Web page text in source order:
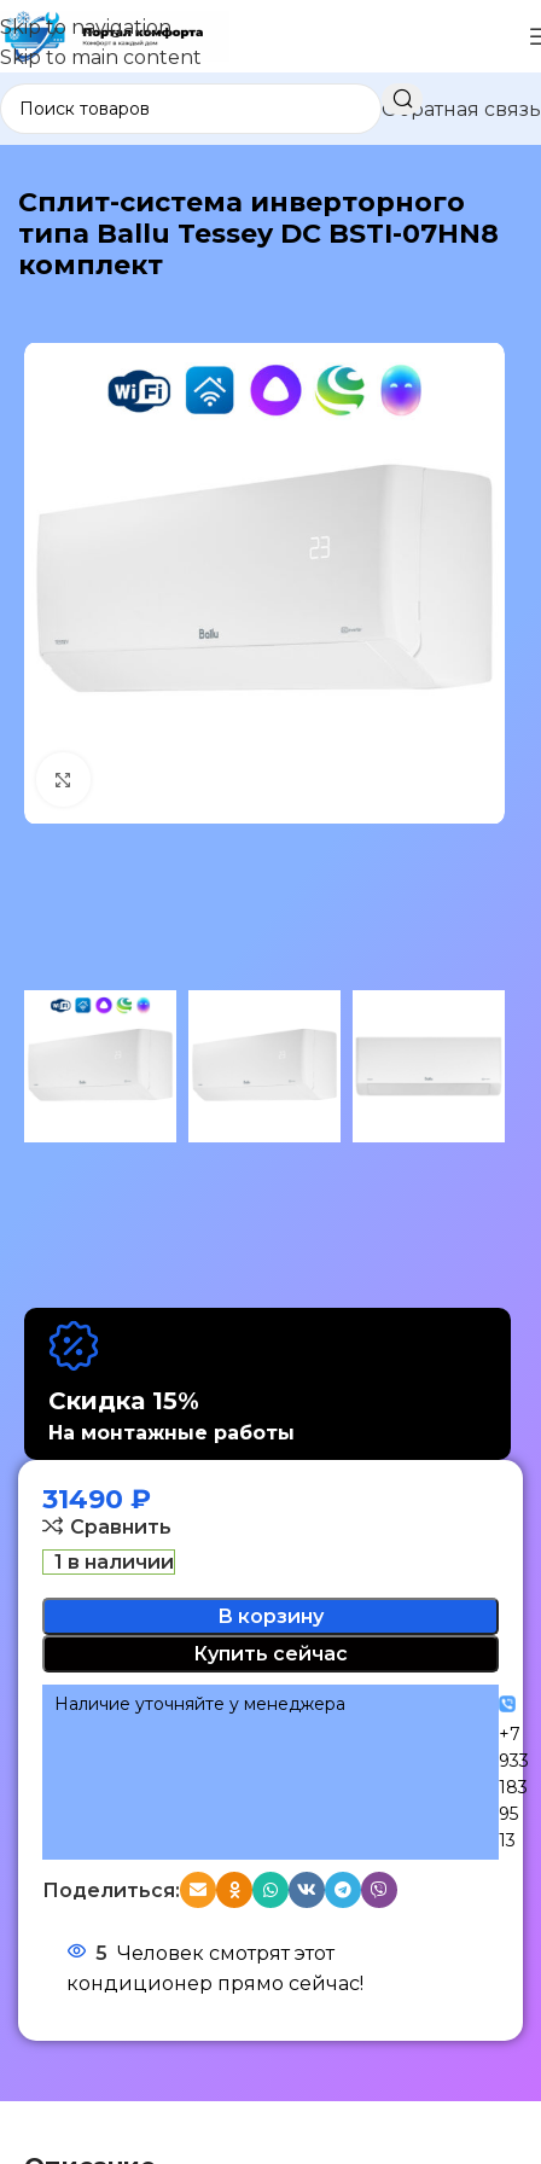
Skip to navigation
Skip to main content
Обратная связь
В каталог
Сплит-система инверторного
типа Ballu Tessey DC BSTI-07HN8
комплект
Скидка 15%
На монтажные работы
31490 ₽
Сравнить
1 в наличии
В корзину
Купить сейчас
Наличие уточняйте у менеджера
+7
933
183
95
13
Поделиться:
5 Человек смотрят этот
кондиционер прямо сейчас!